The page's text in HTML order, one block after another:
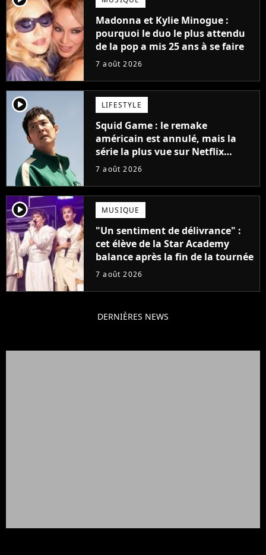
Madonna et Kylie Minogue :
pourquoi le duo le plus attendu
de la pop a mis 25 ans à se faire
7 août 2026
player2 LIFESTYLE
Squid Game : le remake
américain est annulé, mais la
série la plus vue sur Netflix
pourrait avoir une version
7 août 2026
player2 MUSIQUE
"Un sentiment de délivrance" :
cet élève de la Star Academy
balance après la fin de la tournée
7 août 2026
DERNIÈRES NEWS